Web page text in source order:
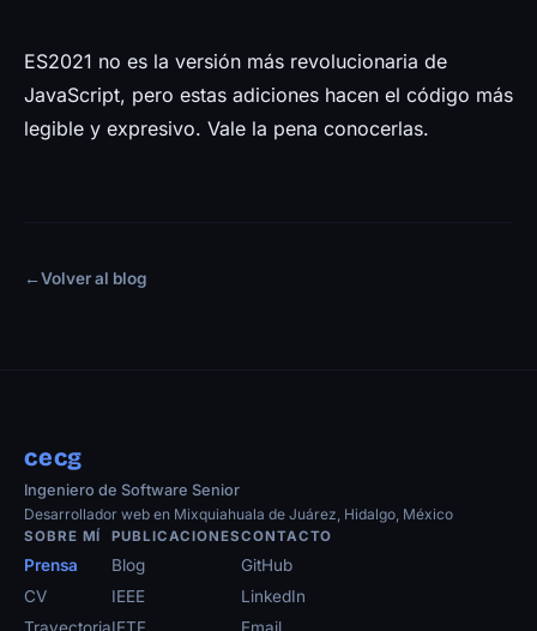
ES2021 no es la versión más revolucionaria de
JavaScript, pero estas adiciones hacen el código más
legible y expresivo. Vale la pena conocerlas.
←Volver al blog
cecg
Ingeniero de Software Senior
Desarrollador web en Mixquiahuala de Juárez, Hidalgo, México
SOBRE MÍ
Prensa
CV
PUBLICACIONES
Blog
IEEE
CONTACTO
GitHub
LinkedIn